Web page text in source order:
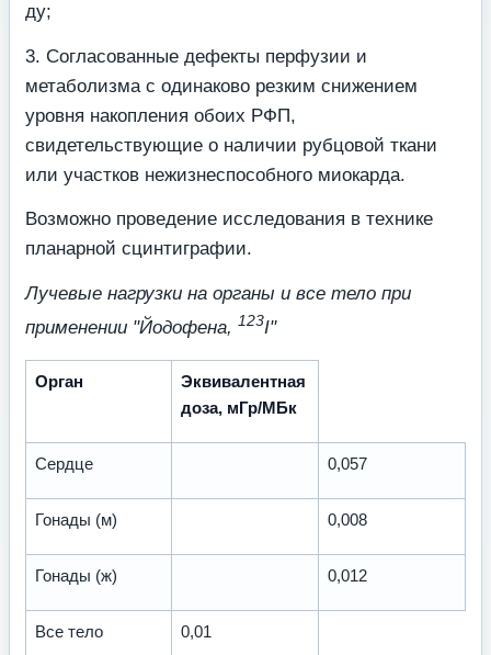
ду;
3. Согласованные дефекты перфузии и
метаболизма с одинаково резким снижени­ем
уровня накопления обоих РФП,
свидетельствующие о наличии рубцовой ткани
или участков нежизнеспособного миокарда.
Возможно проведение исследования в технике
планарной сцинтиграфии.
Лучевые нагрузки на органы и все тело при
применении "Йодофена, 123I"
Орган
Эквивалентная
доза, мГр/МБк
Сердце 0,057
Гонады (м) 0,008
Гонады (ж) 0,012
Все тело 0,01